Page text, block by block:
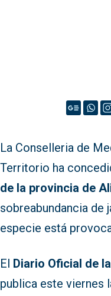
La Conselleria de
Territorio ha
de la provincia de
sobreabundancia de
especie está
El Diario Oficial de
publica este viernes